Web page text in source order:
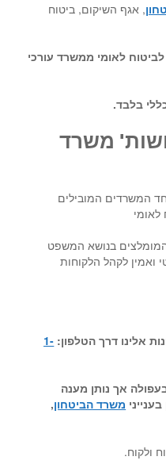
, אגף השיקום, ביטוח
לביטוח לאומי ממשרד עורכי
בלבד.
משרד
המשרדים המובילים
לאומי
בנושא המשפט
ואמין לקהל הלקוחות
אלינו דרך הטלפון: 1-
אך נותן מענה
משרד הביטחון,
ולקוח.